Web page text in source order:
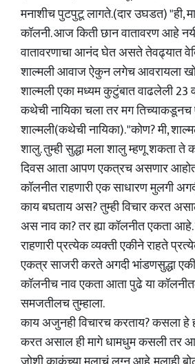
मनाशीच पुटपुटू लागते.(दार उघडत) "ही,
कॉलनी. आज किती छान वातावरण आहे
वातावरणाचा आनंद घेत असते तेवढ्यात
शाल्मली आवाज ऐकुन लगेच आवरायला
शाल्मली एका मध्यम कुटुंबात वाढलेली 23
कथेची नायिका चला तर मग तिच्याकडूनच
शाल्मली(कथेची नायिका). "कोण? मी,
शालु. तुम्ही सुद्धा मला शालु म्हणू शकता
दिवस आता आपण एकत्रच असणार आहोत
कॉलनीत राहणारी एक साधारण मुलगी
काय बघताय अस? तुम्ही विचार करत
अस नाव का? तर ह्या कॉलनीत एकता
राहणारी प्रत्येक व्यक्ती एकीने राहते
एकत्र साजरी करते अगदी भांडणसुद्धा
कॉलनीच नाव एकता आता पुढे या
समजतीलच तुम्हाला.
काय अजुनही विचारच करताय? कसला हे
करत असाल ही मागे धामधुम कसली तर